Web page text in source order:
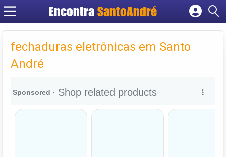
Encontra SantoAndré
Cadastrar empresa
Criar conta
fechaduras eletrônicas em Santo
André